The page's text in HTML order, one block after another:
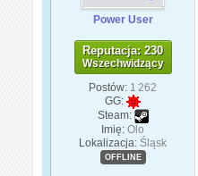
Power User
Reputacja: 230
Wszechwidzący
Postów: 1 262
GG:
Steam:
Imię: Olo
Lokalizacja: Śląsk
OFFLINE